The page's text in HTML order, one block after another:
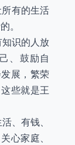
有的生活
。
识的人放
、鼓励自
展，繁荣
些就是王
、有钱、
心家庭、